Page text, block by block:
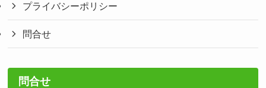
プライバシーポリシー
問合せ
問合せ